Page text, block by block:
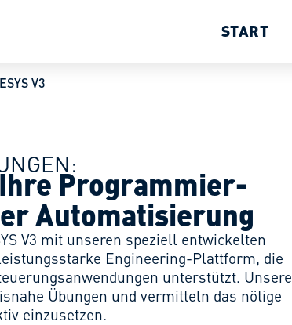
START
V3
Programmier­
Automatisierung
V3 mit unseren speziell entwickelten
Engineering-Plattform, die
unterstützt. Unsere
Übungen und vermitteln das nötige
einzusetzen.